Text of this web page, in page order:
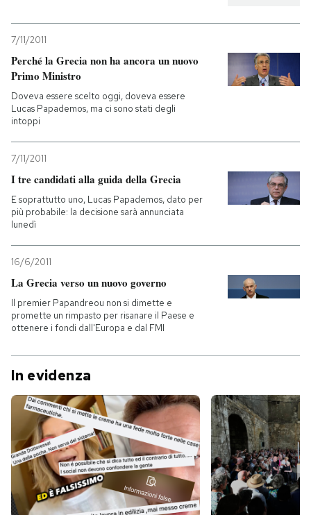
7/11/2011
Perché la Grecia non ha ancora un nuovo
Primo Ministro
Doveva essere scelto oggi, doveva essere
Lucas Papademos, ma ci sono stati degli
intoppi
7/11/2011
I tre candidati alla guida della Grecia
E soprattutto uno, Lucas Papademos, dato per
più probabile: la decisione sarà annunciata
lunedì
16/6/2011
La Grecia verso un nuovo governo
Il premier Papandreou non si dimette e
promette un rimpasto per risanare il Paese e
ottenere i fondi dall'Europa e dal FMI
In evidenza